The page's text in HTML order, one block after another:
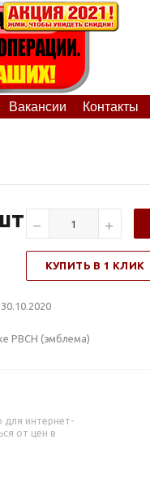
Вакансии Контакты
КУПИТЬ В 1 КЛИК
РВСН (эмблема)
для интернет-
от цен в